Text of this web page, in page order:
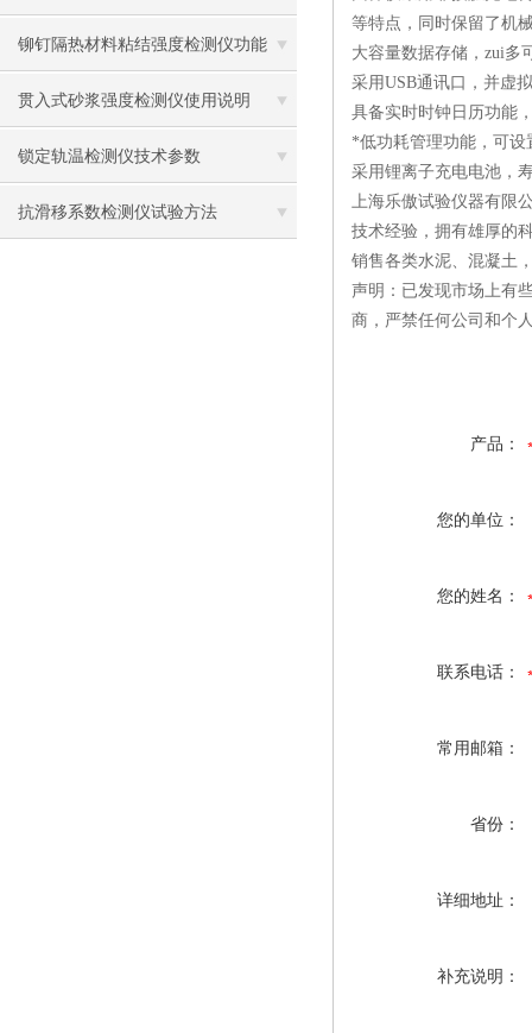
保养
铆钉隔热材料粘结强度检测仪功能
贯入式砂浆强度检测仪使用说明
锁定轨温检测仪技术参数
抗滑移系数检测仪试验方法
等特点，同时保留了机
大容量数据存储，zui多
采用USB通讯口，并虚
具备实时时钟日历功能
*低功耗管理功能，可
采用锂离子充电电池，
上海乐傲试验仪器有限
技术经验，拥有雄厚的
销售各类水泥、混凝土
声明：已发现市场上有
商，严禁任何公司和个
产品：
您的单位：
您的姓名：
联系电话：
常用邮箱：
省份：
详细地址：
补充说明：